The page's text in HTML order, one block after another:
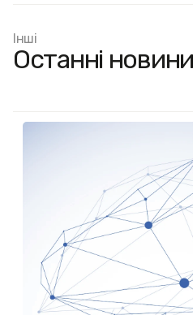
Інші
Останні новини